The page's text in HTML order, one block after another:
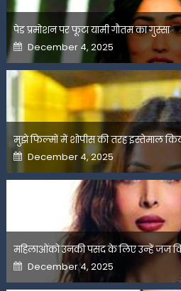
पेड प्रमोशन पर फूटा यामी गौतम का गुस्सा
Posted
on
December 4, 2025
मुझे फिल्मों में शोपीस की तरह इस्तेमाल
Posted
on
December 4, 2025
महिलाओंको उनकी पसंद के लिए उन्हें जज
Posted
on
December 4, 2025